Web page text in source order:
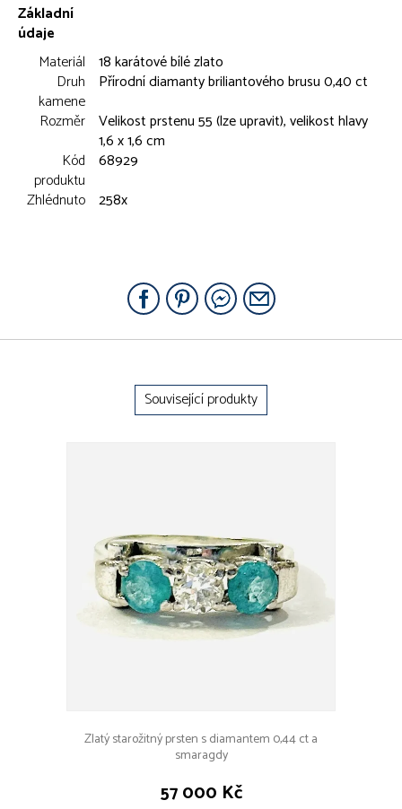
Základní
údaje
Materiál 18 karátové bílé zlato
Druh
kamene
Přírodní diamanty briliantového brusu 0,40 ct
Rozměr Velikost prstenu 55 (lze upravit), velikost hlavy
1,6 x 1,6 cm
Kód
produktu
68929
Zhlédnuto 258x
Související produkty
Zlatý starožitný prsten s diamantem 0,44 ct a
smaragdy
57 000 Kč